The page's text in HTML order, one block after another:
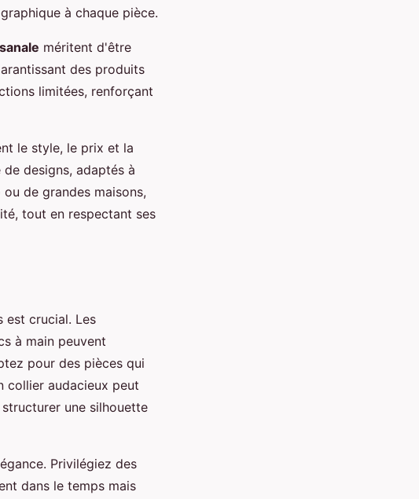
à chaque pièce.
méritent d'être
des produits
limitées, renforçant
le style, le prix et la
designs, adaptés à
ou de grandes maisons,
tout en respectant ses
est crucial. Les
à main peuvent
pour des pièces qui
collier audacieux peut
une silhouette
Privilégiez des
dans le temps mais